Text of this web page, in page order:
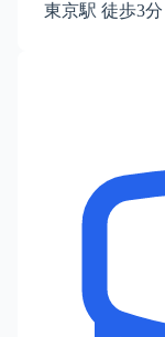
東京駅 徒歩3分